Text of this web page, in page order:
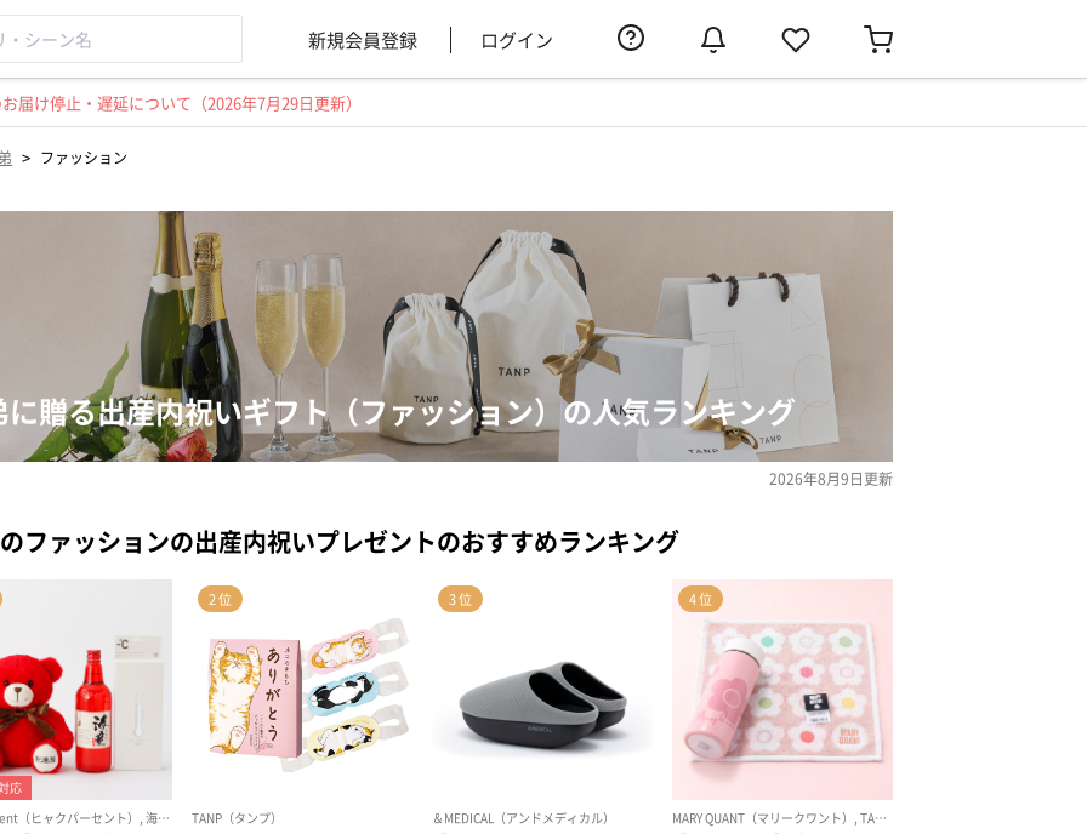
新規会員登録 ログイン
け停止・遅延について（2026年7月29日更新）
> ファッション
に贈る出産内祝いギフト（ファッション）の人気ランキング
2026年8月9日更新
ファッションの出産内祝いプレゼントのおすすめランキング